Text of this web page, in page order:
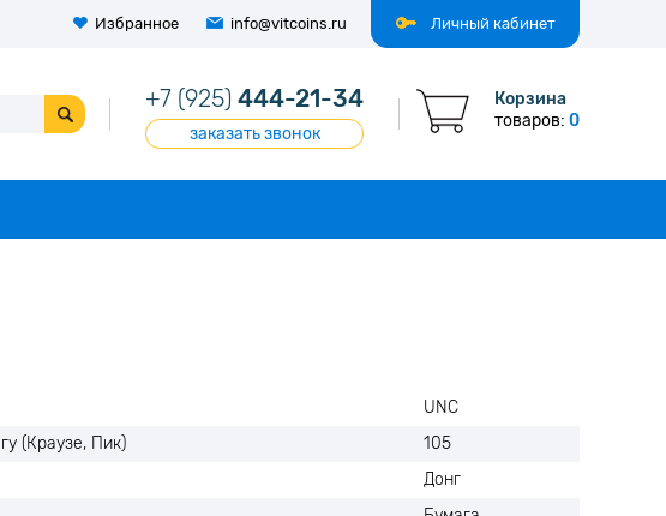
Личный кабинет
Избранное info@vitcoins.ru
+7 (925) 444-21-34
заказать звонок
Корзина
товаров: 0
UNC
(Краузе, Пик)
105
Донг